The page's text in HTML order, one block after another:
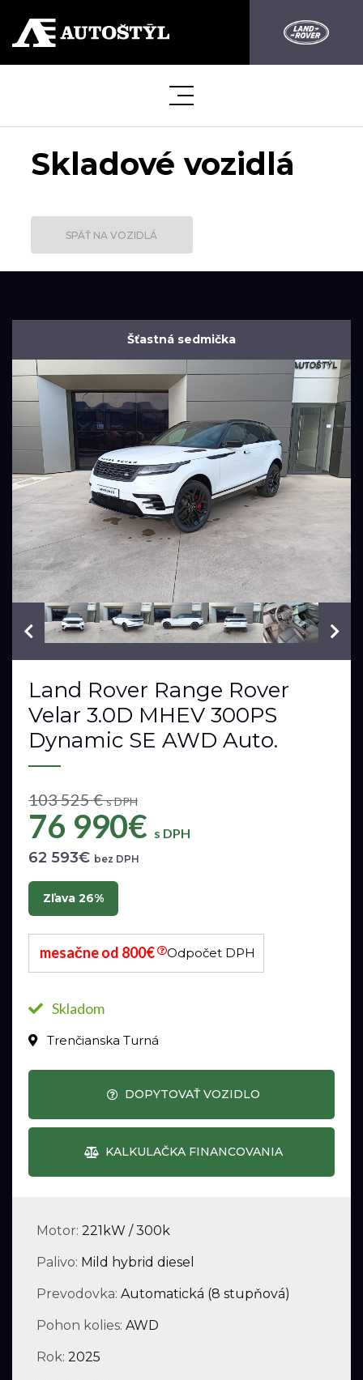
Skladové vozidlá
SPÄŤ NA VOZIDLÁ
Šťastná sedmička
VIN: SALYA2BW1SA813480
Land Rover Range Rover
Velar 3.0D MHEV 300PS
Dynamic SE AWD Auto.
103 525 €s DPH
76 990€ s DPH
62 593€ bez DPH
Zľava 26%
mesačne od 800€ Odpočet DPH
Skladom
Trenčianska Turná
DOPYTOVAŤ VOZIDLO
KALKULAČKA FINANCOVANIA
Motor: 221kW / 300k
Palivo: Mild hybrid diesel
Prevodovka: Automatická (8 stupňová)
Pohon kolies: AWD
Rok: 2025